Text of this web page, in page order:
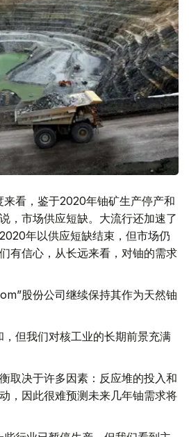
来看，鉴于2020年铀矿生产停产和
，市场供应短缺。大流行还加速了
年以供应短缺结束，但市场仍
有信心，从长远来看，对铀的需求
股份公司继续保持其作为天然铀
，但我们对核工业的长期前景充满
取决于许多因素：反应堆的投入和
，因此很难预测未来几年铀需求将